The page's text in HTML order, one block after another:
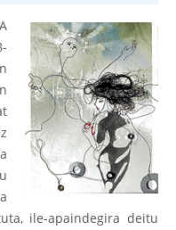
ile-apaindegira deitu